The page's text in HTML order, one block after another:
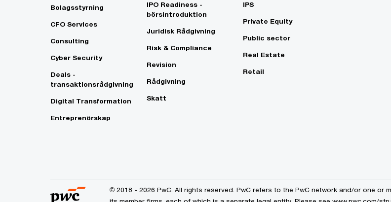
Bolagsstyrning
CFO Services
Consulting
Cyber Security
Deals -
transaktionsrådgivning
Digital Transformation
Entreprenörskap
IPO Readiness -
börsintroduktion
Juridisk Rådgivning
Risk & Compliance
Revision
Rådgivning
Skatt
IPS
Private Equity
Public sector
Real Estate
Retail
© 2018 - 2026 PwC. All rights reserved. PwC refers to the PwC network and/or one or